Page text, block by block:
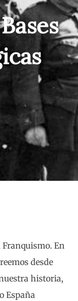
Franquismo. En
desde
historia,
España